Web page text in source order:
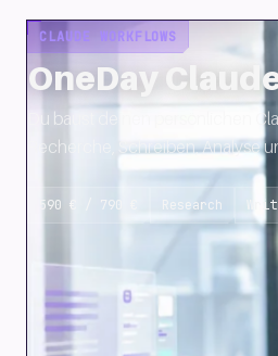
CLAUDE WORKFLOWS
OneDay
Du baust deinen persönlichen
Recherche, Schreiben, Analyse
590 € / 790 € Research